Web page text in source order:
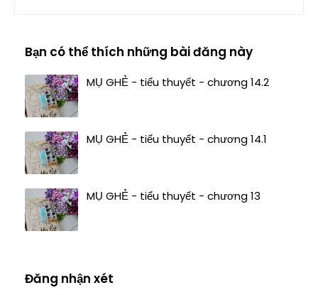
Bạn có thể thích những bài đăng này
MỤ GHẺ - tiểu thuyết - chương 14.2
MỤ GHẺ - tiểu thuyết - chương 14.1
MỤ GHẺ - tiểu thuyết - chương 13
Đăng nhận xét